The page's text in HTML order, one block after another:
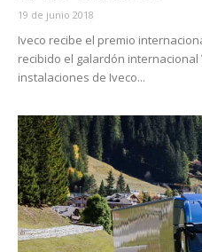
19 de junio 2018
Iveco recibe el premio
recibido el galardón internacional
instalaciones de Iveco...